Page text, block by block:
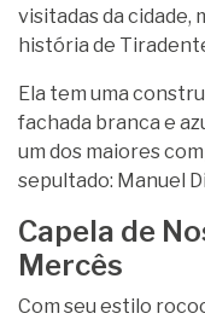
visitadas da cidade,
história de
Ela tem uma
fachada branca e
um dos maiores
sepultado: Manuel
Capela de
Mercês
Com seu estilo